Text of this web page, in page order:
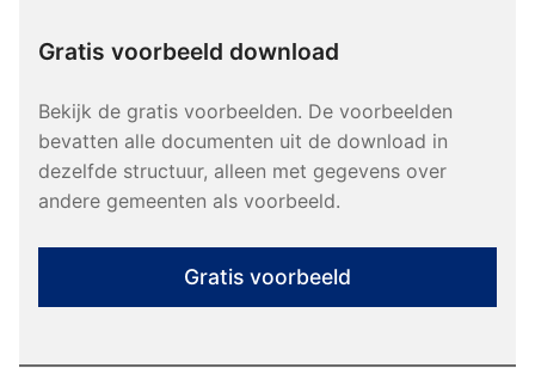
Gratis voorbeeld download
Bekijk de gratis voorbeelden. De voorbeelden
bevatten alle documenten uit de download in
dezelfde structuur, alleen met gegevens over
andere gemeenten als voorbeeld.
Gratis voorbeeld